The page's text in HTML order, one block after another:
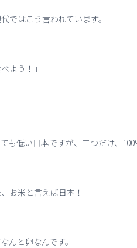
ではこう言われています。
よう！」
も低い日本ですが、二つだけ、
お米と言えば日本！
んと卵なんです。